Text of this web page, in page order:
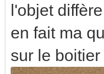
l'objet diffère
en fait ma
sur le boitier